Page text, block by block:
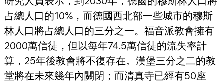
占總人口的10%，而德國西北部一些城市的穆斯
林人口將占總人口的三分之一。福音派教會擁有
2000萬信徒，但以每年74.5萬信徒的流失率計
算，25年後教會將不復存在。漢堡三分之二的教
堂將在未來幾年內關閉；而清真寺已經有50座